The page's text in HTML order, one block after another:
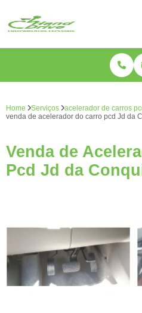
Home Serviços acelerador de carros
venda de acelerador do carro pcd Jd da
Venda de
Pcd Jd da